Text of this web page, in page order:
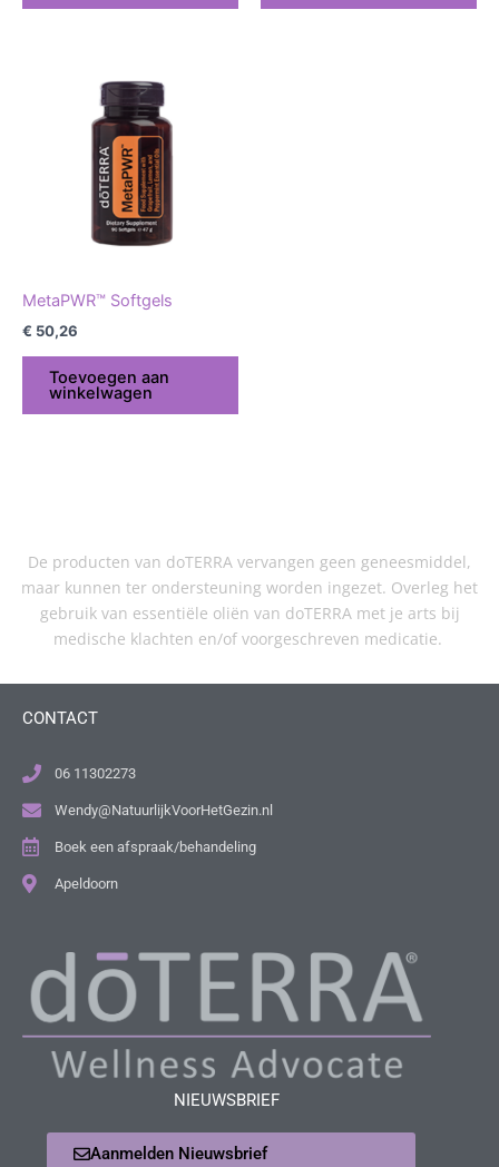
MetaPWR™ Softgels
€ 50,26
Toevoegen aan
winkelwagen
De producten van doTERRA vervangen geen geneesmiddel,
maar kunnen ter ondersteuning worden ingezet. Overleg het
gebruik van essentiële oliën van doTERRA met je arts bij
medische klachten en/of voorgeschreven medicatie.
CONTACT
06 11302273
Wendy@NatuurlijkVoorHetGezin.nl
Boek een afspraak/behandeling
Apeldoorn
NIEUWSBRIEF
Aanmelden Nieuwsbrief